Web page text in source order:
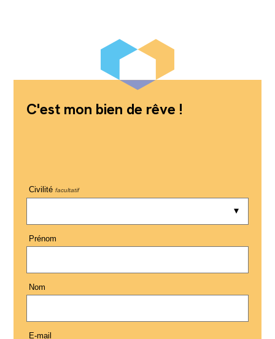
C'est mon bien de rêve !
Civilité facultatif
Prénom
Nom
E-mail